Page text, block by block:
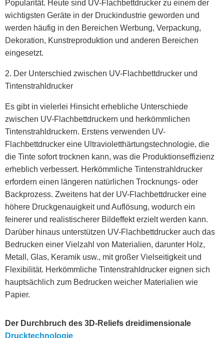
Popularität. Heute sind UV-Flachbettdrucker zu einem der
wichtigsten Geräte in der Druckindustrie geworden und
werden häufig in den Bereichen Werbung, Verpackung,
Dekoration, Kunstreproduktion und anderen Bereichen
eingesetzt.
2. Der Unterschied zwischen UV-Flachbettdrucker und
Tintenstrahldrucker
Es gibt in vielerlei Hinsicht erhebliche Unterschiede
zwischen UV-Flachbettdruckern und herkömmlichen
Tintenstrahldruckern. Erstens verwenden UV-
Flachbettdrucker eine Ultravioletthärtungstechnologie, die
die Tinte sofort trocknen kann, was die Produktionseffizienz
erheblich verbessert. Herkömmliche Tintenstrahldrucker
erfordern einen längeren natürlichen Trocknungs- oder
Backprozess. Zweitens hat der UV-Flachbettdrucker eine
höhere Druckgenauigkeit und Auflösung, wodurch ein
feinerer und realistischerer Bildeffekt erzielt werden kann.
Darüber hinaus unterstützen UV-Flachbettdrucker auch das
Bedrucken einer Vielzahl von Materialien, darunter Holz,
Metall, Glas, Keramik usw., mit großer Vielseitigkeit und
Flexibilität. Herkömmliche Tintenstrahldrucker eignen sich
hauptsächlich zum Bedrucken weicher Materialien wie
Papier.
Der Durchbruch des 3D-Reliefs dreidimensionale
Drucktechnologie